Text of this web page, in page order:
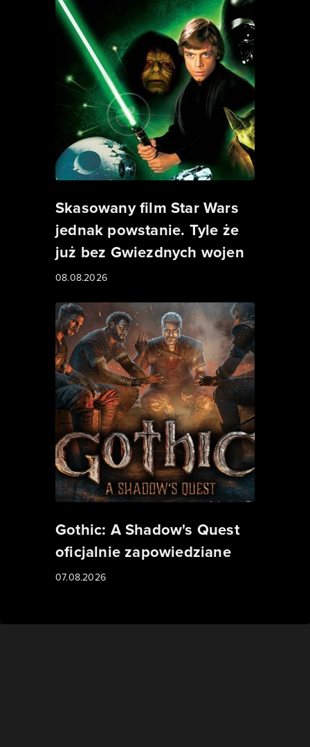
Skasowany film Star Wars
jednak powstanie. Tyle że
już bez Gwiezdnych wojen
08.08.2026
Gothic: A Shadow's Quest
oficjalnie zapowiedziane
07.08.2026